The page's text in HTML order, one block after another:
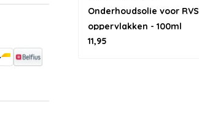
Onderhoudsolie voor RVS
oppervlakken - 100ml
11,95